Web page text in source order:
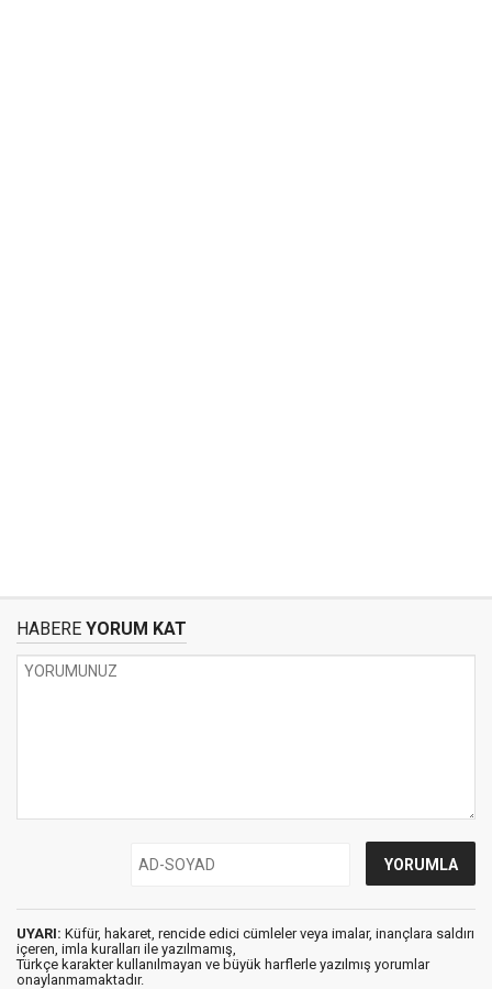
HABERE YORUM KAT
UYARI: Küfür, hakaret, rencide edici cümleler veya imalar, inançlara saldırı
içeren, imla kuralları ile yazılmamış,
Türkçe karakter kullanılmayan ve büyük harflerle yazılmış yorumlar
onaylanmamaktadır.